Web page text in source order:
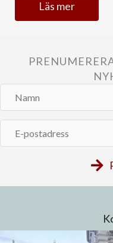
Läs mer
Namn
postadress